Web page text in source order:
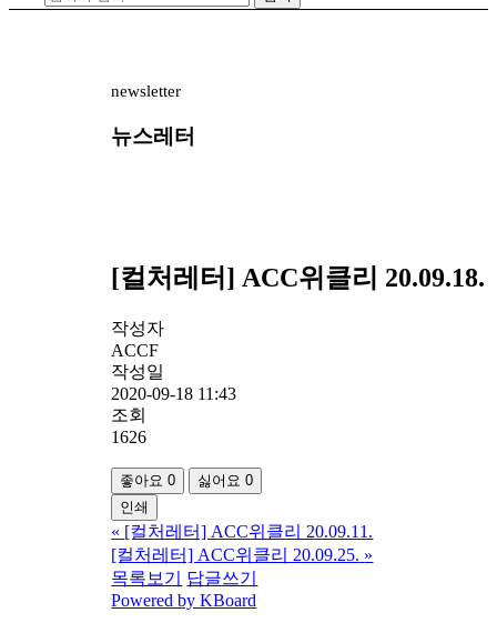
newsletter
뉴스레터
[컬처레터] ACC위클리 20.09.18.
작성자
ACCF
작성일
2020-09-18 11:43
조회
1626
좋아요0 싫어요0
인쇄
« [컬처레터] ACC위클리 20.09.11.
[컬처레터] ACC위클리 20.09.25. »
목록보기
답글쓰기
Powered by KBoard